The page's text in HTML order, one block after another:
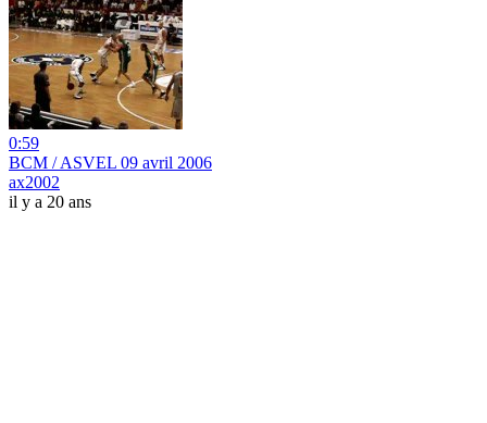
0:59
BCM / ASVEL 09 avril 2006
ax2002
il y a 20 ans